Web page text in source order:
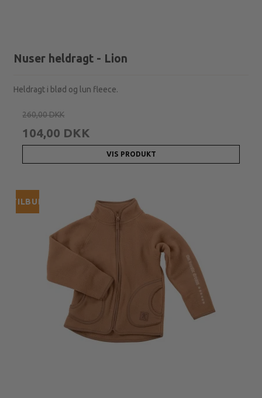
Nuser heldragt - Lion
Heldragt i blød og lun fleece.
260,00 DKK
104,00 DKK
VIS PRODUKT
TILBUD